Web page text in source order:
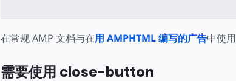
在常规 AMP 文档与在用 AMPHTML 编写的广告中使用
需要使用 close-button